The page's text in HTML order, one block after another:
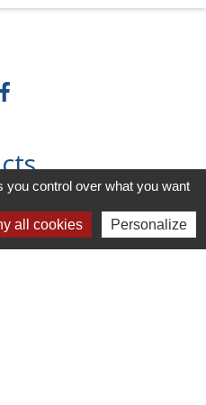
control over what you want
all cookies Personalize